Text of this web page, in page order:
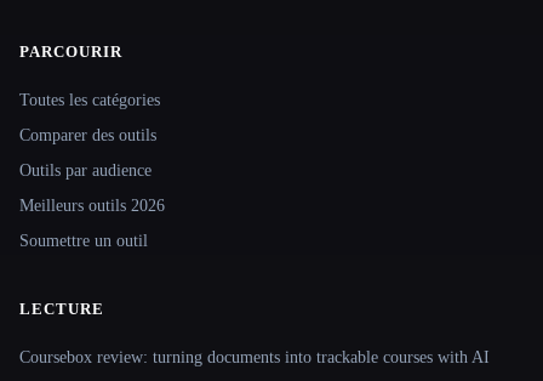
Site navigation
PARCOURIR
Toutes les catégories
Comparer des outils
Outils par audience
Meilleurs outils 2026
Soumettre un outil
LECTURE
Coursebox review: turning documents into trackable courses with AI